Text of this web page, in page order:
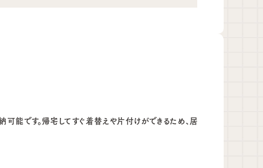
可能です。帰宅してすぐ着替えや片付けができるため、居